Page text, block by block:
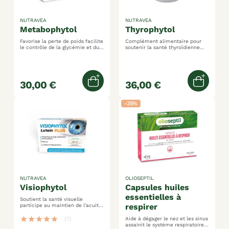
metabophytol
NUTRAVEA
Favorise la perte de poids facilite
le contrôle de la glycémie et du
30,00 € Ajouter au panier
thyrophytol
NUTRAVEA
Complément alimentaire pour
soutenir la santé thyroïdienne
hormonal dans le cadre d'un
à maintenir la fonction
thyroïdienne normale
36,00 €
visiophytol
NUTRAVEA
Soutient la santé visuelle
participe au maintien de l'acuité
faibles luminosité protège les
cellules contre le stress oxydatif
star star star star star (1)
-35%
capsules huiles
essentielles à
respirer
OLIOSEPTIL
Aide à dégager le nez et les sinus
assainit le système respiratoire a